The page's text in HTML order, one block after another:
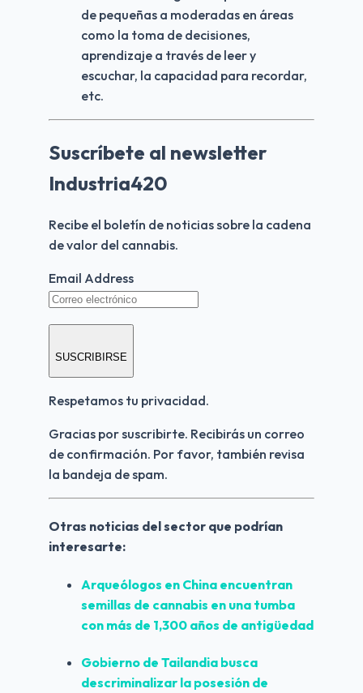
de pequeñas a moderadas en áreas
como la toma de decisiones,
aprendizaje a través de leer y
escuchar, la capacidad para recordar,
etc.
Suscríbete al newsletter
Industria420
Recibe el boletín de noticias sobre la cadena
de valor del cannabis.
Email Address
SUSCRIBIRSE
Respetamos tu privacidad.
Gracias por suscribirte. Recibirás un correo
de confirmación. Por favor, también revisa
la bandeja de spam.
Otras noticias del sector que podrían
interesarte:
Arqueólogos en China encuentran
semillas de cannabis en una tumba
con más de 1,300 años de antigüedad
Gobierno de Tailandia busca
descriminalizar la posesión de